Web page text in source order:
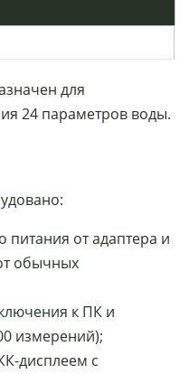
для
24 параметров воды.
питания от адаптера и
обычных
к ПК и
измерений);
дисплеем с